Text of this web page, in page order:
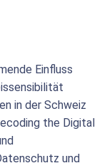
Einfluss
in der Schweiz
the Digital
und